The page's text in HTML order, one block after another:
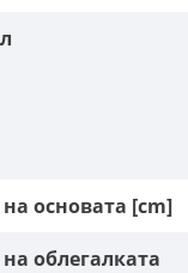
основата [cm]
облегалката